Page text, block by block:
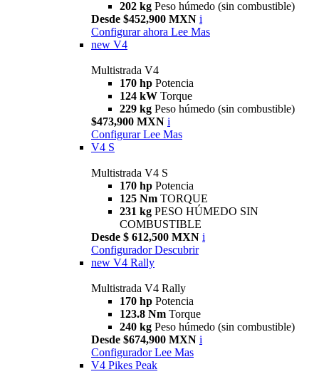
202 kg Peso húmedo (sin combustible)
Desde $452,900 MXN i
Configurar ahora Lee Mas
new V4
Multistrada V4
170 hp Potencia
124 kW Torque
229 kg Peso húmedo (sin combustible)
$473,900 MXN i
Configurar Lee Mas
V4 S
Multistrada V4 S
170 hp Potencia
125 Nm TORQUE
231 kg PESO HÚMEDO SIN
COMBUSTIBLE
Desde $ 612,500 MXN i
Configurador Descubrir
new V4 Rally
Multistrada V4 Rally
170 hp Potencia
123.8 Nm Torque
240 kg Peso húmedo (sin combustible)
Desde $674,900 MXN i
Configurador Lee Mas
V4 Pikes Peak